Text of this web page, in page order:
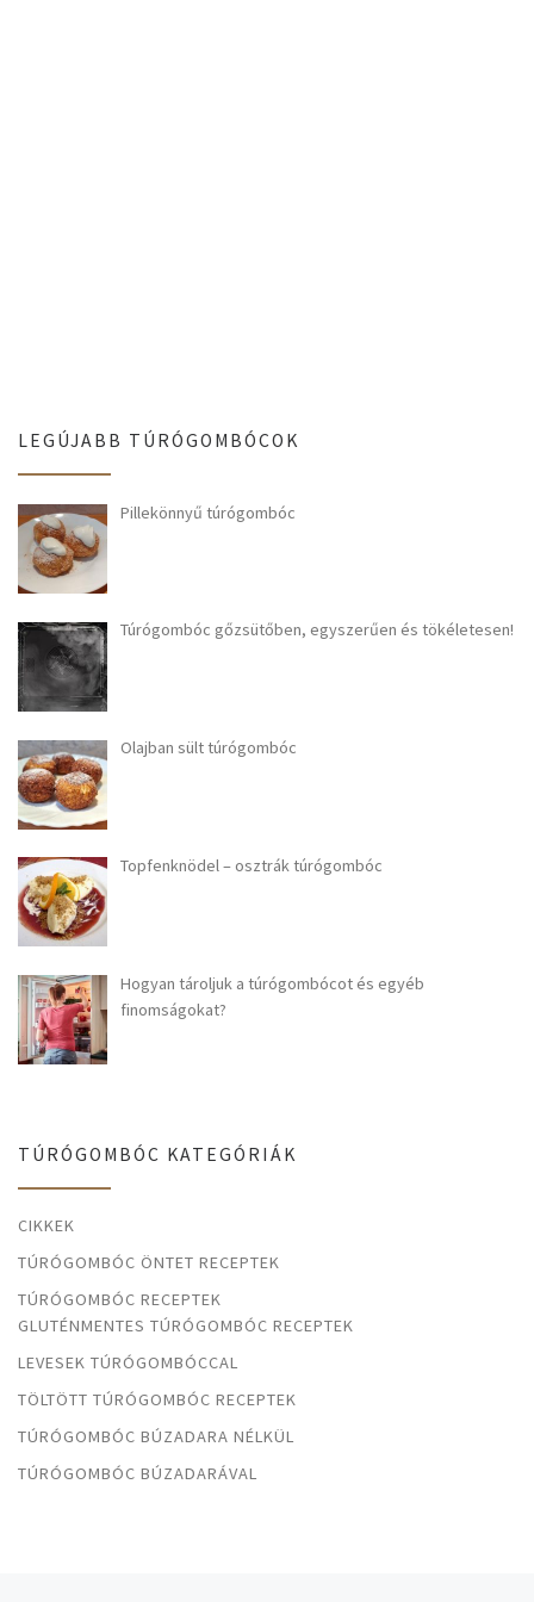
LEGÚJABB TÚRÓGOMBÓCOK
Pillekönnyű túrógombóc
Túrógombóc gőzsütőben, egyszerűen és tökéletesen!
Olajban sült túrógombóc
Topfenknödel – osztrák túrógombóc
Hogyan tároljuk a túrógombócot és egyéb
finomságokat?
TÚRÓGOMBÓC KATEGÓRIÁK
CIKKEK
TÚRÓGOMBÓC ÖNTET RECEPTEK
TÚRÓGOMBÓC RECEPTEK
GLUTÉNMENTES TÚRÓGOMBÓC RECEPTEK
LEVESEK TÚRÓGOMBÓCCAL
TÖLTÖTT TÚRÓGOMBÓC RECEPTEK
TÚRÓGOMBÓC BÚZADARA NÉLKÜL
TÚRÓGOMBÓC BÚZADARÁVAL